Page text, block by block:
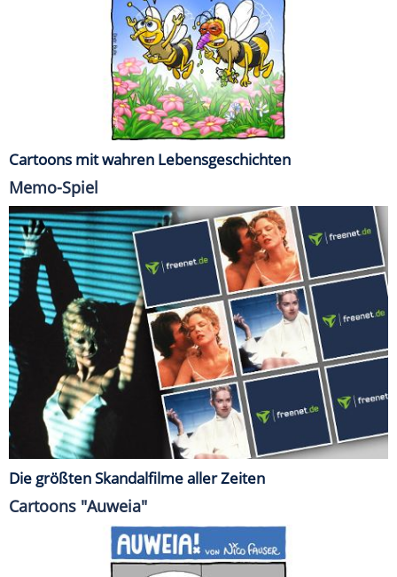
Cartoons mit wahren Lebensgeschichten
Memo-Spiel
Die größten Skandalfilme aller Zeiten
Cartoons "Auweia"